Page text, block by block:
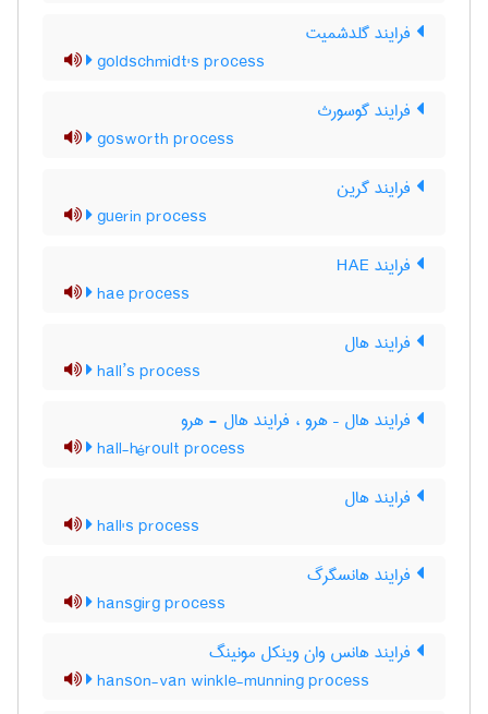
فرایند گلدشمیت
goldschmidt's process
فرایند گوسورث
gosworth process
فرایند گرین
guerin process
فرایند HAE
hae process
فرایند هال
hall’s process
فرایند هال – هرو ، فرایند هال - هرو
hall-héroult process
فرایند هال
hall's process
فرایند هانسگرگ
hansgirg process
فرایند هانس وان وینکل مونینگ
hanson-van winkle-munning process